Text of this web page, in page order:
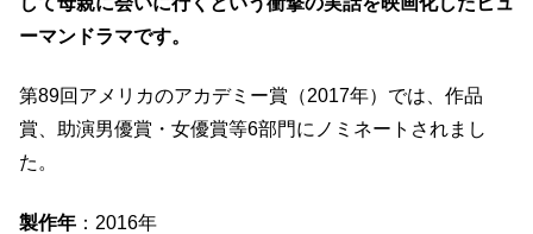
ーマンドラマです。
第89回アメリカのアカデミー賞（2017年）では、作品
賞、助演男優賞・女優賞等6部門にノミネートされまし
た。
製作年 ：2016年